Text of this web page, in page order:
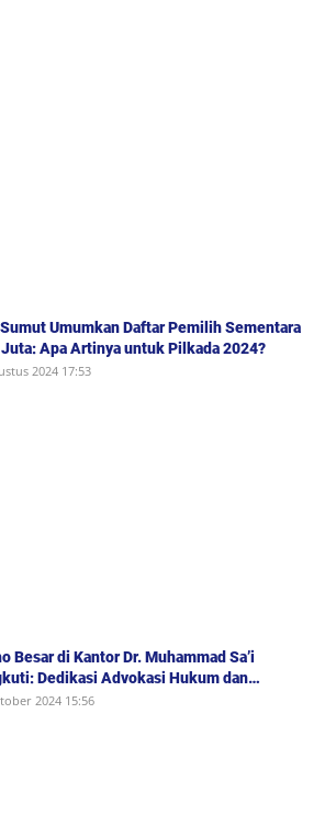
Umumkan Daftar Pemilih Sementara
Apa Artinya untuk Pilkada 2024?
2024 17:53
Besar di Kantor Dr. Muhammad Sa’i
Dedikasi Advokasi Hukum dan
Penuh untuk Bobby-Surya di Pilgub
2024 15:56